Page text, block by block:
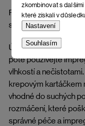
zkombinovat s
které získali v
Nastavení
Souhlasím
Pásky přes nohy z
stélka potažená kůží
Údržba semiše
poté používejte
vlhkostí a
krepovým kartáčkem
vhodné do suchých
rozmáčení, které
správné péče a